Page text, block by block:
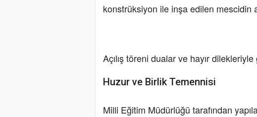
konstrüksiyon ile inşa edilen mescidin
Açılış töreni dualar ve hayır
Huzur ve Birlik Temennisi
Milli Eğitim Müdürlüğü tarafından